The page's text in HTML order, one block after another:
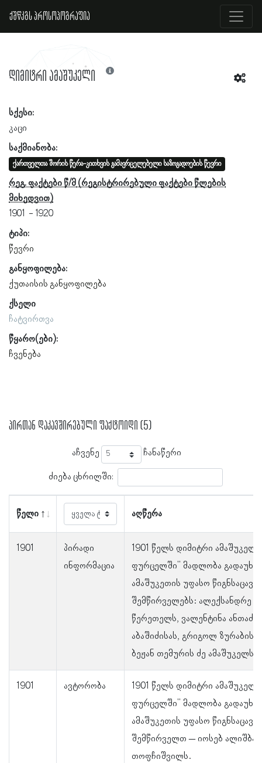
ქშწკგს პროსოპოგრაფია
დიმიტრი ამაშუკელი
სქესი:
კაცი
საქმიანობა:
ქართველთა შორის წერა-კითხვის გამავრცელებელი საზოგადოების წევრი
რეგ. ფაქტები წ/მ
1901
1920
ტიპი:
წევრი
განყოფილება:
ქუთაისის განყოფილება
ქსელი
ჩატვირთვა
წყარო(ები):
ჩვენება
პირთან დაკავშირებული ფაქტოიდი (5)
აჩვენე ჩანაწერი
ძიება ცხრილში:
წელი აღწერა
1901
პირადი
ინფორმაცია
1901 წელს დიმიტრი
ფურცელში" მადლობა
ამაშუკეთის უფასო
შემწირველებს: ალექსანდრე
წერეთელს, ვალენტინა
აბაშიძისას, გრიგოლ ზურაბის
ბეჟან თემურის ძე ამაშუკელს.
1901 ავტორობა
1901 წელს დიმიტრი
ფურცელში" მადლობა
ამაშუკეთის უფასო
შემწირველთ – იოსებ
თოფჩიშვილს.